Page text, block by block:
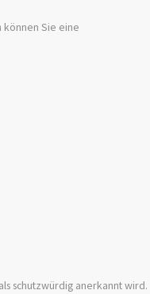
können Sie eine
schutzwürdig anerkannt wird.